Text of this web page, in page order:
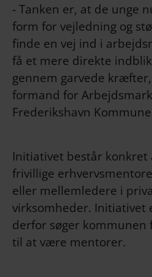
- Tanken er, at de unge
form for vejledning og
finde en vej ind i
få et mere direkte
gennem garvede kræfter,
formand for
Frederikshavn
Initiativet består konkret
frivillige
eller mellemledere i
virksomheder. Initiativet
derfor søger kommunen
til at være mentorer.